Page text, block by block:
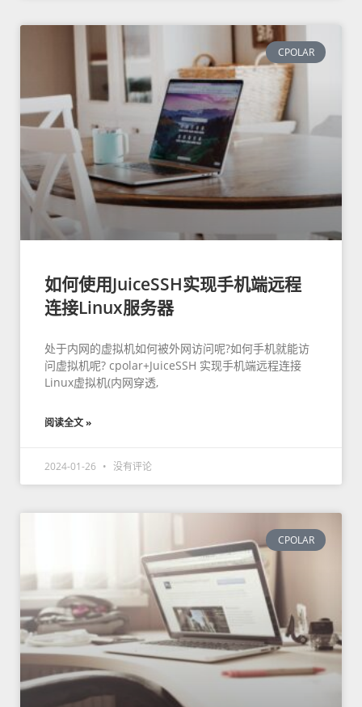
CPOLAR
如何使用JuiceSSH实现手机端远程
连接Linux服务器
处于内网的虚拟机如何被外网访问呢?如何手机就能访
问虚拟机呢? cpolar+JuiceSSH 实现手机端远程连接
Linux虚拟机(内网穿透,
阅读全文 »
2024-01-26 没有评论
CPOLAR